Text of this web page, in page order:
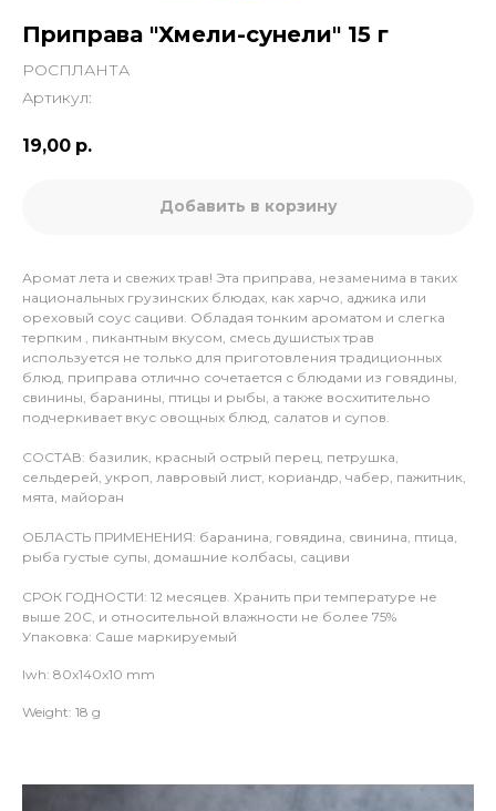
Приправа "Хмели-сунели" 15 г
РОСПЛАНТА
Артикул:
19,00 р.
Добавить в корзину
Аромат лета и свежих трав! Эта приправа, незаменима в таких
национальных грузинских блюдах, как харчо, аджика или
ореховый соус сациви. Обладая тонким ароматом и слегка
терпким , пикантным вкусом, смесь душистых трав
используется не только для приготовления традиционных
блюд, приправа отлично сочетается с блюдами из говядины,
свинины, баранины, птицы и рыбы, а также восхитительно
подчеркивает вкус овощных блюд, салатов и супов.
СОСТАВ: базилик, красный острый перец, петрушка,
сельдерей, укроп, лавровый лист, кориандр, чабер, пажитник,
мята, майоран
ОБЛАСТЬ ПРИМЕНЕНИЯ: баранина, говядина, свинина, птица,
рыба густые супы, домашние колбасы, сациви
СРОК ГОДНОСТИ: 12 месяцев. Хранить при температуре не
выше 20С, и относительной влажности не более 75%
Упаковка: Саше маркируемый
lwh: 80x140x10 mm
Weight: 18 g